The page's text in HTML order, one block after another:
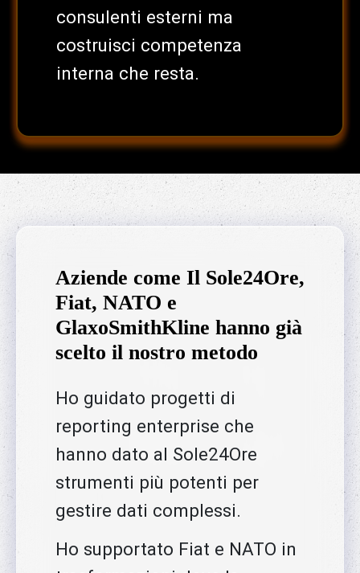
consulenti esterni ma
costruisci competenza
interna che resta.
Aziende come Il Sole24Ore,
Fiat, NATO e
GlaxoSmithKline hanno già
scelto il nostro metodo
Ho guidato progetti di
reporting enterprise che
hanno dato al Sole24Ore
strumenti più potenti per
gestire dati complessi.
Ho supportato Fiat e NATO in